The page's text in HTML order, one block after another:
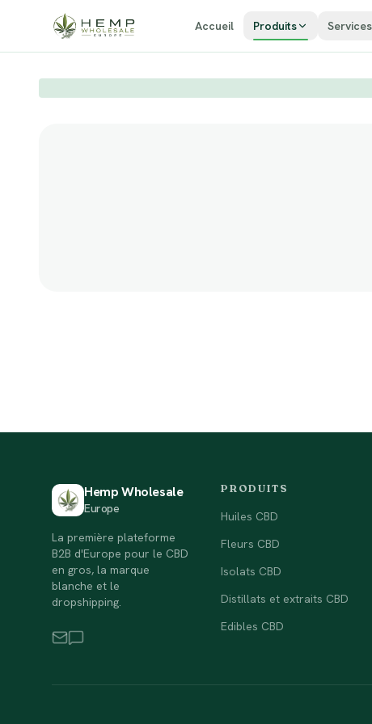
Accueil Produits Services
Hemp Wholesale
Europe
La première plateforme
B2B d'Europe pour le CBD
en gros, la marque
blanche et le
dropshipping.
PRODUITS
Huiles CBD
Fleurs CBD
Isolats CBD
Distillats et extraits CBD
Edibles CBD